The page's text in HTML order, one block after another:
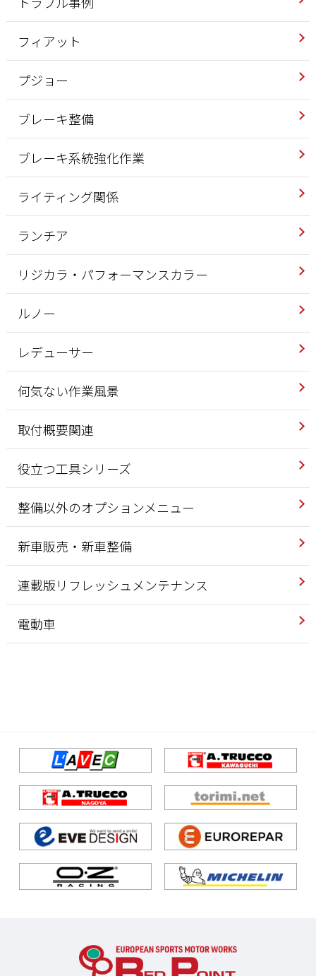
フィアット
プジョー
ブレーキ整備
ブレーキ系統強化作業
ライティング関係
ランチア
リジカラ・パフォーマンスカラー
ルノー
レデューサー
何気ない作業風景
取付概要関連
役立つ工具シリーズ
整備以外のオプションメニュー
新車販売・新車整備
連載版リフレッシュメンテナンス
電動車